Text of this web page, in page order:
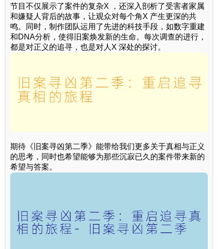
节目不仅展示了案件的复杂X ，还深入剖析了受害者家属
和嫌疑人背后的故事，让观众对每个角X 产生更深的共
鸣。同时，制作团队运用了先进的科技手段，如数字重建
和DNA分析，使得旧案焕发新的生命。每次调查的进行，
都是对正义的追寻，也是对人X 深处的探讨。
期待《旧案寻凶第二季》能带给我们更多关于真相与正义
的思考，同时也希望能够为那些沉寂已久的案件带来新的
希望与答案。